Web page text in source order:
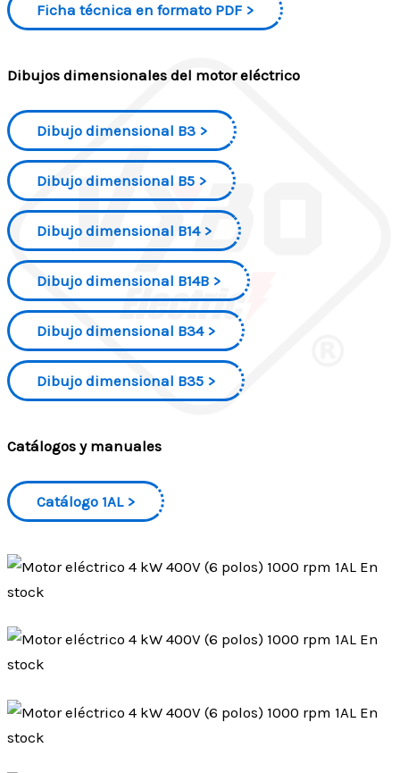
Ficha técnica en formato PDF
Dibujos dimensionales del motor eléctrico
Dibujo dimensional B3
Dibujo dimensional B5
Dibujo dimensional B14
Dibujo dimensional B14B
Dibujo dimensional B34
Dibujo dimensional B35
Catálogos y manuales
Catálogo 1AL